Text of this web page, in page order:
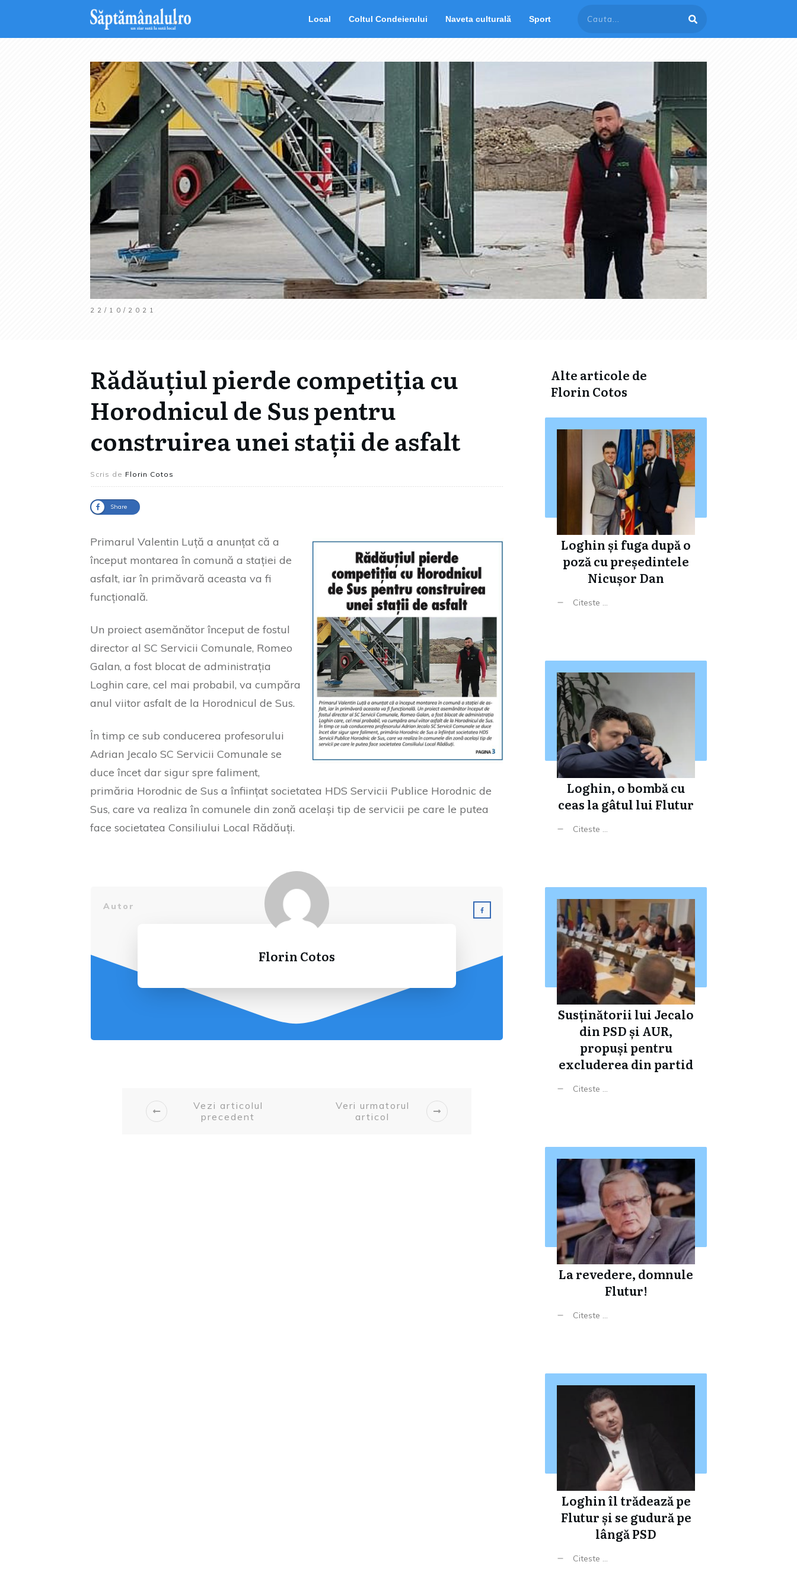
Local Coltul Condeierului Naveta culturală Sport
22/10/2021
Rădăuțiul pierde competiția cu
Horodnicul de Sus pentru
construirea unei stații de asfalt
Scris de Florin Cotos
Share
Primarul Valentin Luță a anunțat că a
început montarea în comună a stației de
asfalt, iar în primăvară aceasta va fi
funcțională.
Un proiect asemănător început de fostul
director al SC Servicii Comunale, Romeo
Galan, a fost blocat de administrația
Loghin care, cel mai probabil, va cumpăra
anul viitor asfalt de la Horodnicul de Sus.
În timp ce sub conducerea profesorului
Adrian Jecalo SC Servicii Comunale se
duce încet dar sigur spre faliment,
primăria Horodnic de Sus a înființat societatea HDS Servicii Publice Horodnic de
Sus, care va realiza în comunele din zonă același tip de servicii pe care le putea
face societatea Consiliului Local Rădăuți.
Autor
Florin Cotos
Vezi articolul
precedent
Veri urmatorul
articol
Alte articole de
Florin Cotos
Loghin și fuga după o
poză cu președintele
Nicușor Dan
Citeste ...
Loghin, o bombă cu
ceas la gâtul lui Flutur
Citeste ...
Susținătorii lui Jecalo
din PSD și AUR,
propuși pentru
excluderea din partid
Citeste ...
La revedere, domnule
Flutur!
Citeste ...
Loghin îl trădează pe
Flutur și se gudură pe
lângă PSD
Citeste ...